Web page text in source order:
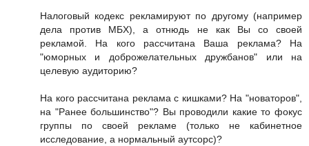
Налоговый кодекс рекламируют по другому (например
дела против МБХ), а отнюдь не как Вы со своей
рекламой. На кого рассчитана Ваша реклама? На
"юморных и доброжелательных дружбанов" или на
целевую аудиторию?
На кого рассчитана реклама с кишками? На "новаторов",
на "Ранее большинство"? Вы проводили какие то фокус
группы по своей рекламе (только не кабинетное
исследование, а нормальный аутсорс)?